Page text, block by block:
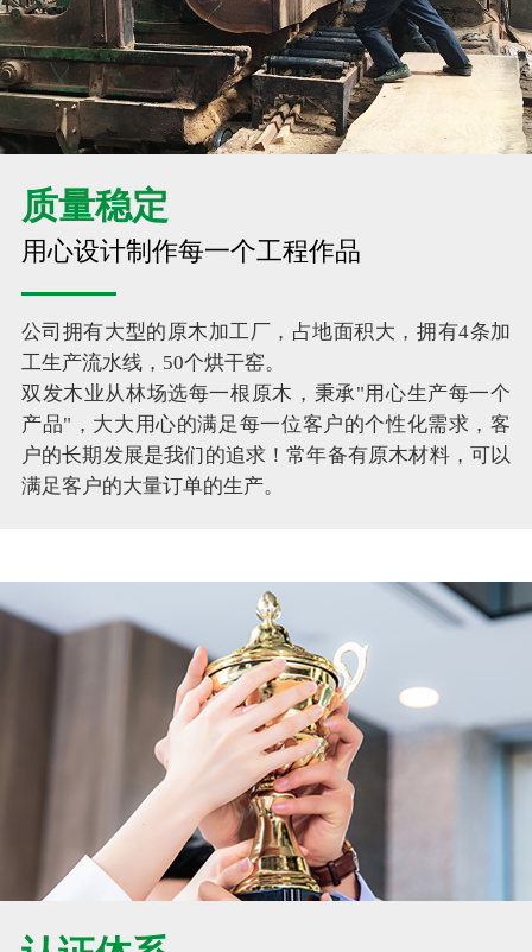
质量稳定
用心设计制作每一个工程作品
公司拥有大型的原木加工厂，占地面积大，拥有4条加
工生产流水线，50个烘干窑。
双发木业从林场选每一根原木，秉承"用心生产每一个
产品"，大大用心的满足每一位客户的个性化需求，客
户的长期发展是我们的追求！常年备有原木材料，可以
满足客户的大量订单的生产。